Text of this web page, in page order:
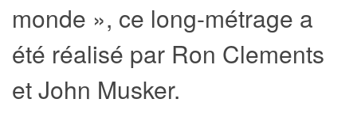
monde », ce long-métrage a
été réalisé par Ron Clements
et John Musker.